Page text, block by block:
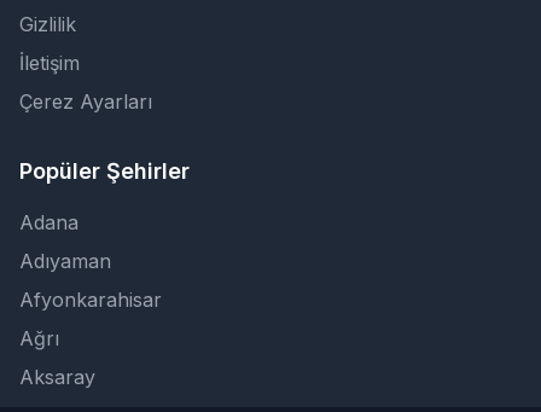
Gizlilik
İletişim
Çerez Ayarları
Popüler Şehirler
Adana
Adıyaman
Afyonkarahisar
Ağrı
Aksaray